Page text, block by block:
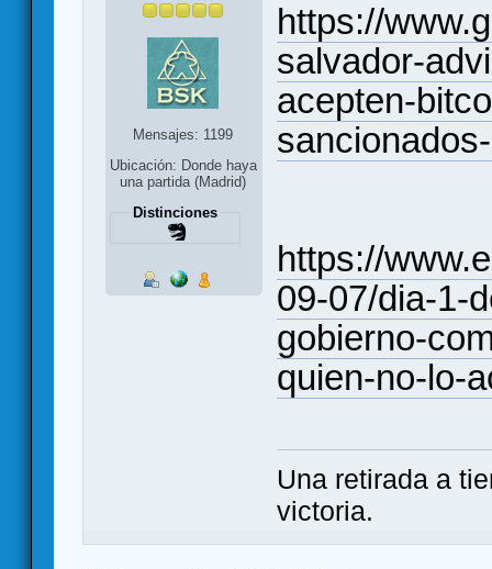
Mensajes: 1199
Ubicación: Donde haya
una partida (Madrid)
Distinciones
https://
salvador-
acepten-
https://
09-07/dia-1-
gobierno-
quien-no-lo-
Una retirada a
victoria.